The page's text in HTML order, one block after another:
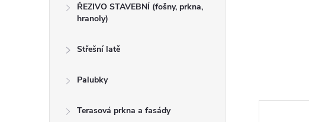
ŘEZIVO STAVEBNÍ (fošny, prkna,
hranoly)
Střešní latě
Palubky
Terasová prkna a fasády